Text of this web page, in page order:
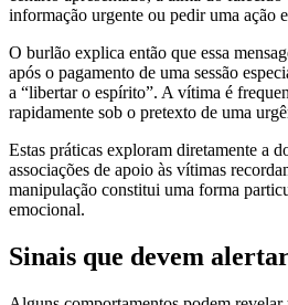
informação urgente ou pedir uma ação
O burlão explica então que essa
após o pagamento de uma sessão
a “libertar o espírito”. A vítima é
rapidamente sob o pretexto de uma
Estas práticas exploram diretamente a
associações de apoio às vítimas
manipulação constitui uma forma
emocional.
Sinais que devem